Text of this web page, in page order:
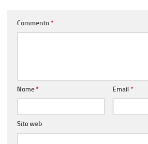
Commento*
Nome* Email *
Sito web